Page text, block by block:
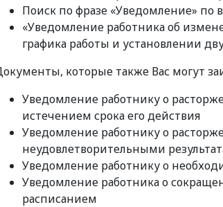
Поиск по фразе «Уведомление» по
«Уведомление работника об
графика работы и установлении
которые также Вас могут
Уведомление работнику о
истечением срока его действия
Уведомление работнику о
неудовлетворительными
Уведомление работнику о
Уведомление работника о
расписанием